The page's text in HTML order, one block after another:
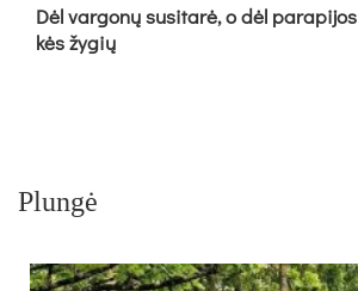
Dėl var­go­nų su­si­ta­rė, o dėl
kės žy­gių
Plungė